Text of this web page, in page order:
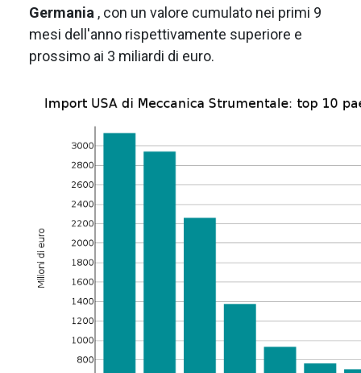
Germania , con un valore cumulato nei primi 9
mesi dell'anno rispettivamente superiore e
prossimo ai 3 miliardi di euro.